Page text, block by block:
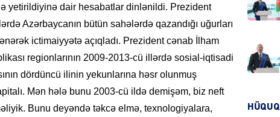
yetirildiyinə dair hesabatlar dinlənildi. Prezident
Azərbaycanın bütün sahələrdə qazandığı uğurları
ictimaiyyətə açıqladı. Prezident cənab İlham
regionlarının 2009-2013-cü illərdə sosial-iqtisadi
dördüncü ilinin yekunlarına həsr olunmuş
Mən hələ bunu 2003-cü ildə demişəm, biz neft
Bunu deyəndə təkcə elmə, texnologiyalara,
HÜQUQ